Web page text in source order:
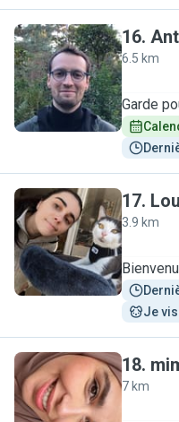
A
16.
6.5 km
Garde
L
17.
3.9 km
Je
M
18.
7 km